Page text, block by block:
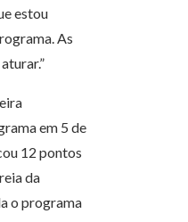
estou
As
em 5 de
12 pontos
da
o programa